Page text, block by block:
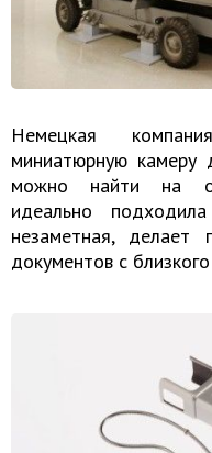
Немецкая
миниатюрную
можно найти на
идеально
незаметная, делает
документов с